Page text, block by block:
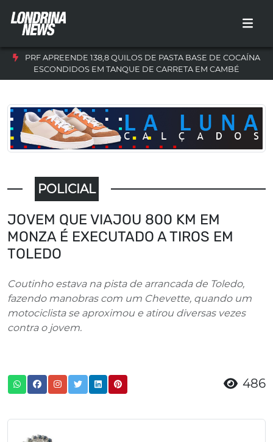
PRF APREENDE 138,8 QUILOS DE PASTA BASE DE COCAÍNA
ESCONDIDOS EM TANQUE DE CARRETA EM CAMBÉ
POLICIAL
JOVEM QUE VIAJOU 800 KM EM
MONZA É EXECUTADO A TIROS EM
TOLEDO
Coutinho estava na pista de arrancada de Toledo,
fazendo manobras com um Chevette, quando um
motociclista se aproximou e atirou diversas vezes
contra o jovem.
486